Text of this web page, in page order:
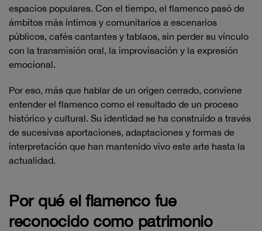
espacios populares. Con el tiempo, el flamenco pasó de
ámbitos más íntimos y comunitarios a escenarios
públicos, cafés cantantes y tablaos, sin perder su vínculo
con la transmisión oral, la improvisación y la expresión
emocional.
Por eso, más que hablar de un origen cerrado, conviene
entender el flamenco como el resultado de un proceso
histórico y cultural. Su identidad se ha construido a través
de sucesivas aportaciones, adaptaciones y formas de
interpretación que han mantenido vivo este arte hasta la
actualidad.
Por qué el flamenco fue
reconocido como patrimonio